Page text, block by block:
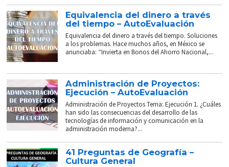
Equivalencia del dinero a través
del tiempo – AutoEvaluación
Equivalencia del dinero a través del tiempo. Soluciones
a los problemas. Hace muchos años, en México se
anunciaba: “Invierta en Bonos del Ahorro Nacional,...
Administración de Proyectos:
Ejecución – AutoEvaluación
Administración de Proyectos Tema: Ejecución 1. ¿Cuáles
han sido las consecuencias del desarrollo de las
tecnologías de información y comunicación en la
administración moderna?...
41 Preguntas de Geografía –
Cultura General